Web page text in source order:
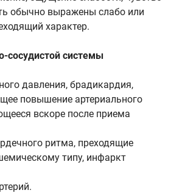
обычно выражены слабо или
характер.
сосудистой системы
давления, брадикардия,
повышение артериального
вскоре после приема
ритма, преходящие
типу, инфаркт